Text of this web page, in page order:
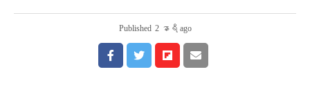
Published 2 နာရီ ago